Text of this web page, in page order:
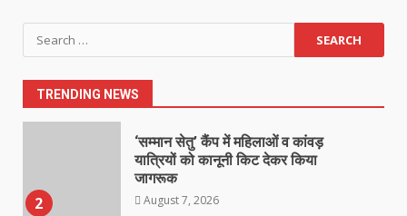
Search
for:
TRENDING NEWS
2
‘सम्मान सेतु’ कैंप में महिलाओं व कांवड़
3
खेल महाकुंभ 2026- 01 सितंबर से
सजेगा मुख्यमंत्री चौम्पियनशिप ट्रॉफी का
मंच
August 7, 2026